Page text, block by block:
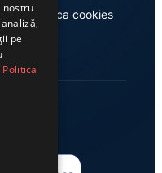
Politica cookies
nostru
pe
Politica